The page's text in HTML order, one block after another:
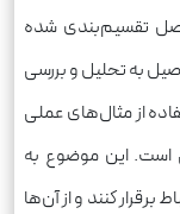
تقسیم‌بندی شده
به تحلیل و بررسی
از مثال‌های عملی
است. این موضوع به
برقرار کنند و از آن‌ها